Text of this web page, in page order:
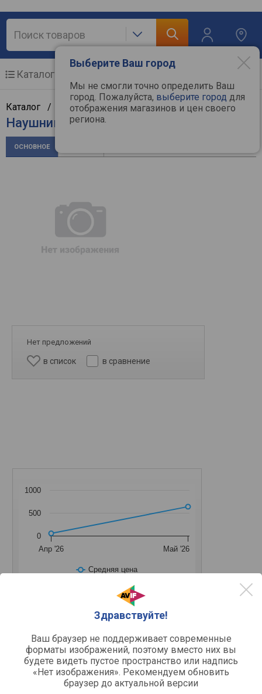
Выберите Ваш город
Мы не смогли точно определить Ваш
город. Пожалуйста, выберите город для
отображения магазинов и цен своего
региона.
Здравствуйте!
Ваш браузер не поддерживает современные
форматы изображений, поэтому вместо них вы
будете видеть пустое пространство или надпись
«Нет изображения». Рекомендуем обновить
браузер до актуальной версии
Каталог
Каталог / Аудиотехника/Наушники/Crown
Наушники Crown CMGH-20
ОСНОВНОЕ
Нет предложений
в список в сравнение
Средняя цена
Апр '26 Май '26
0
500
1000
Подключение и конструкция
Конструкция
накладные, закрытые,
полноразмерные Over-Ear
на дужке